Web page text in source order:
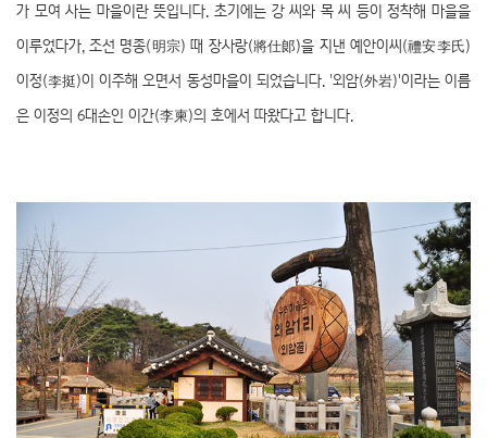
가 모여 사는 마을이란 뜻입니다. 초기에는 강 씨와 목 씨 등이 정착해 마을을
이루었다가, 조선 명종(明宗) 때 장사랑(將仕郞)을 지낸 예안이씨(禮安李氏)
이정(李挺)이 이주해 오면서 동성마을이 되었습니다. '외암(外岩)'이라는 이름
은 이정의 6대손인 이간(李柬)의 호에서 따왔다고 합니다.